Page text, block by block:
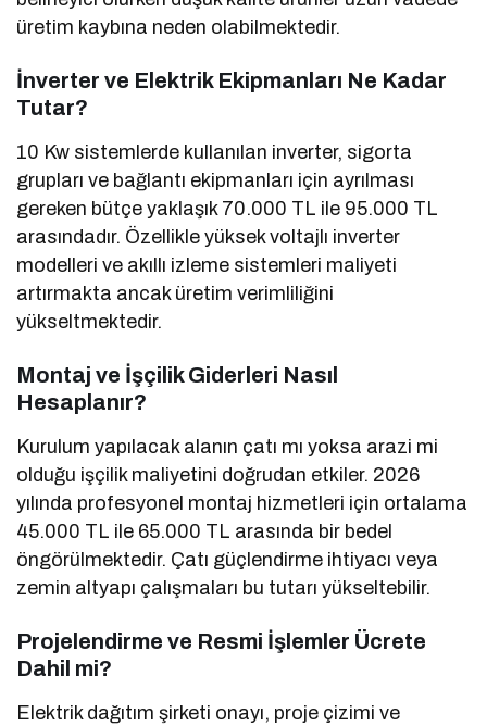
üretim kaybına neden olabilmektedir.
İnverter ve Elektrik Ekipmanları Ne Kadar
Tutar?
10 Kw sistemlerde kullanılan inverter, sigorta
grupları ve bağlantı ekipmanları için ayrılması
gereken bütçe yaklaşık 70.000 TL ile 95.000 TL
arasındadır. Özellikle yüksek voltajlı inverter
modelleri ve akıllı izleme sistemleri maliyeti
artırmakta ancak üretim verimliliğini
yükseltmektedir.
Montaj ve İşçilik Giderleri Nasıl
Hesaplanır?
Kurulum yapılacak alanın çatı mı yoksa arazi mi
olduğu işçilik maliyetini doğrudan etkiler. 2026
yılında profesyonel montaj hizmetleri için ortalama
45.000 TL ile 65.000 TL arasında bir bedel
öngörülmektedir. Çatı güçlendirme ihtiyacı veya
zemin altyapı çalışmaları bu tutarı yükseltebilir.
Projelendirme ve Resmi İşlemler Ücrete
Dahil mi?
Elektrik dağıtım şirketi onayı, proje çizimi ve